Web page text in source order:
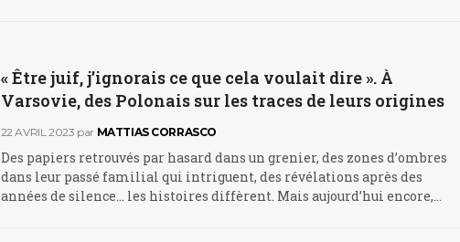
« Être juif, j’ignorais ce que cela voulait dire ». À
Varsovie, des Polonais sur les traces de leurs origines
22 AVRIL 2023 par MATTIAS CORRASCO
Des papiers retrouvés par hasard dans un grenier, des zones d’ombres
dans leur passé familial qui intriguent, des révélations après des
années de silence… les histoires diffèrent. Mais aujourd’hui encore,…